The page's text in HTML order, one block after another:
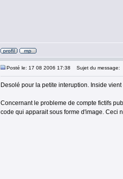
Posté le: 17 08 2006 17:38 Sujet du message:
Desolé pour la petite interuption. Inside
Concernant le probleme de compte fictifs
code qui apparait sous forme d'image. Ceci